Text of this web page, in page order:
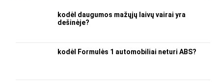
kodėl daugumos mažųjų laivų vairai yra
dešinėje?
kodėl Formulės 1 automobiliai neturi ABS?